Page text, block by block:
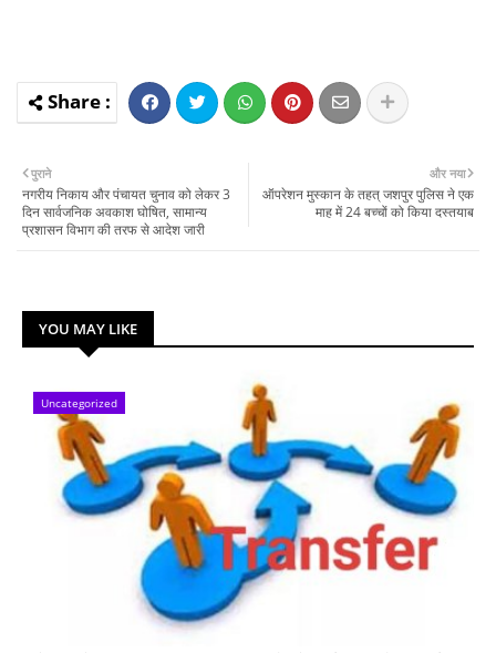
और नया
ऑपरेशन मुस्कान के तहत् जशपुर पुलिस ने एक
माह में 24 बच्चों को किया दस्तयाब
पुराने
नगरीय निकाय और पंचायत चुनाव को लेकर 3
दिन सार्वजनिक अवकाश घोषित, सामान्य
प्रशासन विभाग की तरफ से आदेश जारी
YOU MAY LIKE
Uncategorized